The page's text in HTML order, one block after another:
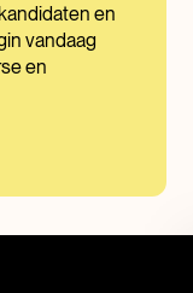
en
vandaag
en